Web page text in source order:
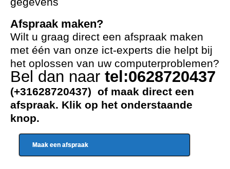
Afspraak maken?
Wilt u graag direct een afspraak maken
met één van onze ict-experts die helpt bij
het oplossen van uw computerproblemen?
Bel dan naar tel:0628720437
(+31628720437) of maak direct een
afspraak. Klik op het onderstaande
knop.
Maak een afspraak